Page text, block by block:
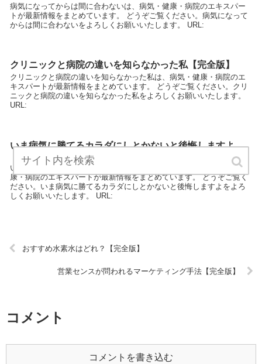
病気になってからは間に合わないは、病気・健康・病院のエキスパー
トが最新情報をまとめています。 どうぞご覧ください。病気になって
からは間に合わないをよろしくお願いいたします。 URL:
クリニックと病院の違いを知らなかった私【完全版】
クリニックと病院の違いを知らなかった私は、病気・健康・病院のエ
キスパートが最新情報をまとめています。 どうぞご覧ください。クリ
ニックと病院の違いを知らなかった私をよろしくお願いいたします。
URL:
いま病気に勝てるカラダにしとかないと後悔しますよ
【完全版】
いま病気に勝てるカラダにしとかないと後悔しますよは、病気・健
康・病院のエキスパートが最新情報をまとめています。 どうぞご覧く
ださい。いま病気に勝てるカラダにしとかないと後悔しますよをよろ
しくお願いいたします。 URL:
おすすめ水素水はどれ？【完全版】
営業センスが問われるマーケティング手法【完全版】
コメント
コメントを書き込む